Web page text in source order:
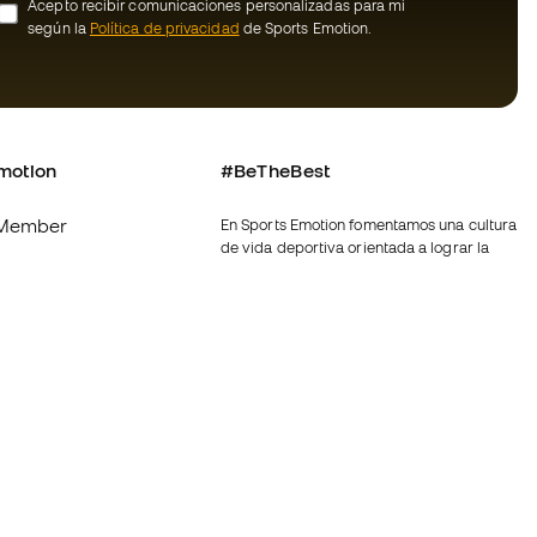
Acepto recibir comunicaciones personalizadas para mi
según la Política de privacidad de Sports Emotion.
#BeTheBest
En Sports Emotion fomentamos una cultura
de vida deportiva orientada a lograr la